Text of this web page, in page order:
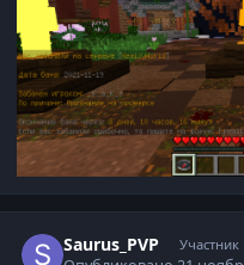
Saurus_PVP Участник